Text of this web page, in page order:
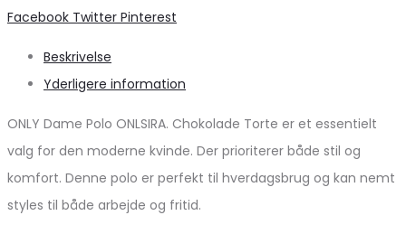
Share
Facebook Twitter Pinterest
Beskrivelse
Yderligere information
ONLY Dame Polo ONLSIRA. Chokolade Torte er et essentielt
valg for den moderne kvinde. Der prioriterer både stil og
komfort. Denne polo er perfekt til hverdagsbrug og kan nemt
styles til både arbejde og fritid.